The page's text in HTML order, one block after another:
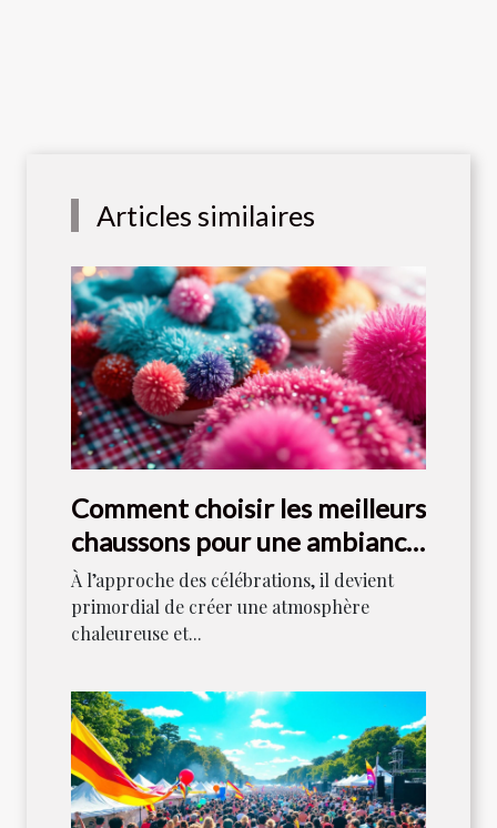
Articles similaires
Comment choisir les meilleurs
chaussons pour une ambiance
festive ?
À l’approche des célébrations, il devient
primordial de créer une atmosphère
chaleureuse et...